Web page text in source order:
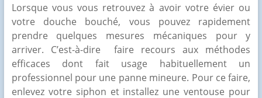
Lorsque vous vous retrouvez à avoir votre évier ou
votre douche bouché, vous pouvez rapidement
prendre quelques mesures mécaniques pour y
arriver. C’est-à-dire faire recours aux méthodes
efficaces dont fait usage habituellement un
professionnel pour une panne mineure. Pour ce faire,
enlevez votre siphon et installez une ventouse pour